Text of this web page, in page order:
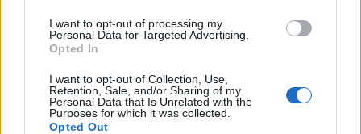
I want to opt-out of processing my
Personal Data for Targeted Advertising.
Opted In
I want to opt-out of Collection, Use,
Retention, Sale, and/or Sharing of my
Personal Data that Is Unrelated with the
Purposes for which it was collected.
Opted Out
ZarkAstic
64 907 visningar558 kommentarer